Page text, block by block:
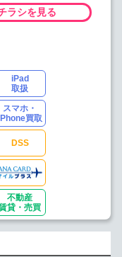
ラシを見る
iPad
取扱
スマホ・
買取
DSS
不動産
貸・売買